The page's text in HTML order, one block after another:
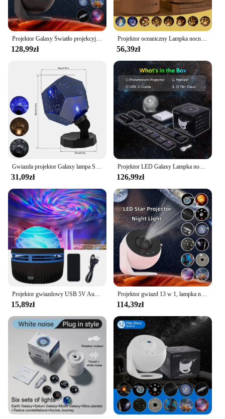
128,99zł
Projektor oceaniczny Lampka nocna Obrót o 360 stopni Lampa projektora Galaxy dla dzieci Do sypialni Impreza Urodziny Prezenty świąteczne
56,39zł
31,09zł
Projektor LED Galaxy Lampka nocna Projektor planetarium 360° ° Obrotowy projektor gwiazdowy do dekoracji wnętrz Lampa projekcyjna gwiazdowego nieba
126,99zł
Projektor gwiazdowy USB 5V Aurora Galaxy Night Light 360 ° Obrotowy z pilotem Ocean Wave Northern Light Bedroom Party KTV
15,89zł
Projektor gwiazd 13 w 1, lampka nocna Projektor galaktyczny Projektor gwiaździstego nieba 360 ° Obrotowa lampa planetarium do dekoracji sypialni dla dzieci
114,39zł